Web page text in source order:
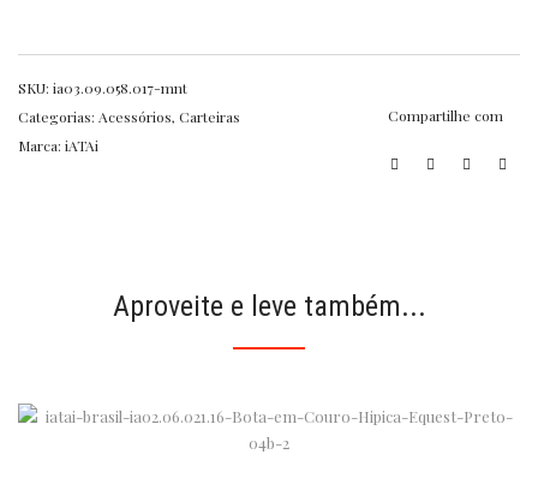
SKU: ia03.09.058.017-mnt
Categorias: Acessórios, Carteiras
Marca: iATAi
Compartilhe com
Aproveite e leve também...